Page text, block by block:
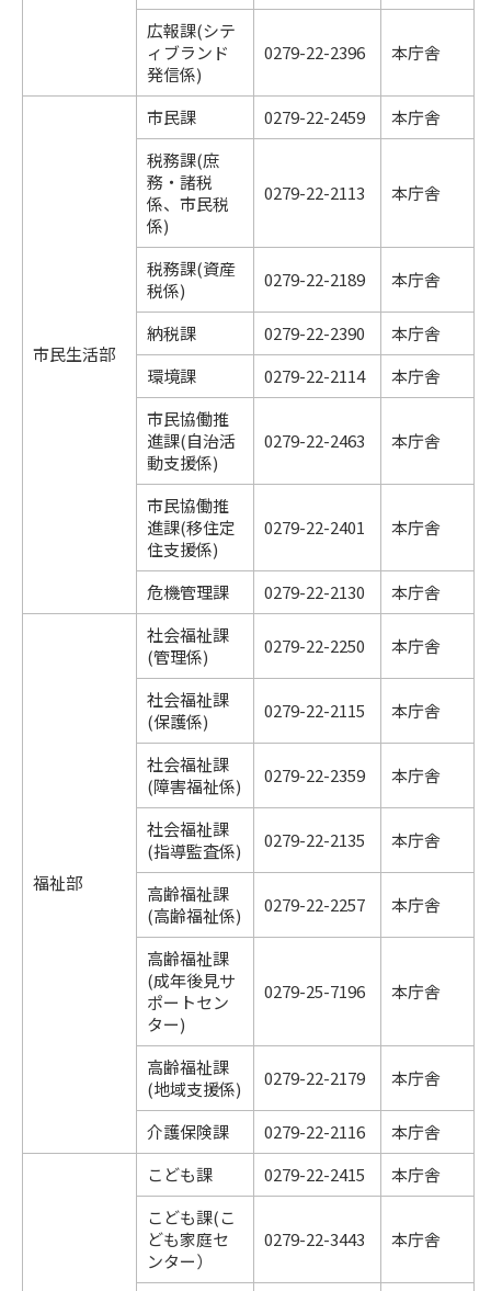
広報課(シテ
ィブランド
発信係)
0279-22-2396 本庁舎
市民生活部
市民課 0279-22-2459
本庁舎
税務課(庶
務・諸税
係、市民税
係)
0279-22-2113 本庁舎
税務課(資産
税係)
0279-22-2189 本庁舎
納税課 0279-22-2390
本庁舎
環境課
0279-22-2114
本庁舎
市民協働推
進課(自治活
動支援係)
0279-22-2463 本庁舎
市民協働推
進課(移住定
住支援係)
0279-22-2401 本庁舎
危機管理課 0279-22-2130 本庁舎
福祉部
社会福祉課
(管理係)
0279-22-2250 本庁舎
社会福祉課
(保護係)
0279-22-2115 本庁舎
社会福祉課
(障害福祉係)
0279-22-2359 本庁舎
社会福祉課
(指導監査係)
0279-22-2135 本庁舎
高齢福祉課
(高齢福祉係)
0279-22-2257 本庁舎
高齢福祉課
(成年後見サ
ポートセン
ター)
0279-25-7196 本庁舎
高齢福祉課
(地域支援係)
0279-22-2179 本庁舎
介護保険課 0279-22-2116 本庁舎
こども課 0279-22-2415
本庁舎
こども課(こ
ども家庭セ
ンター）
0279-22-3443 本庁舎